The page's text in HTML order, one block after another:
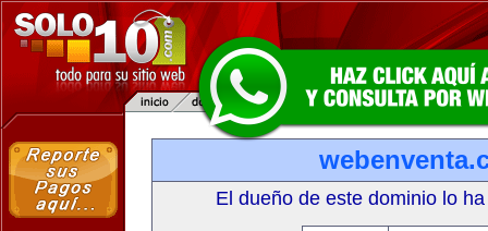
El dueño de este dominio lo